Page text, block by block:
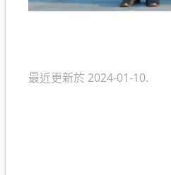
最近更新於 2024-01-10.